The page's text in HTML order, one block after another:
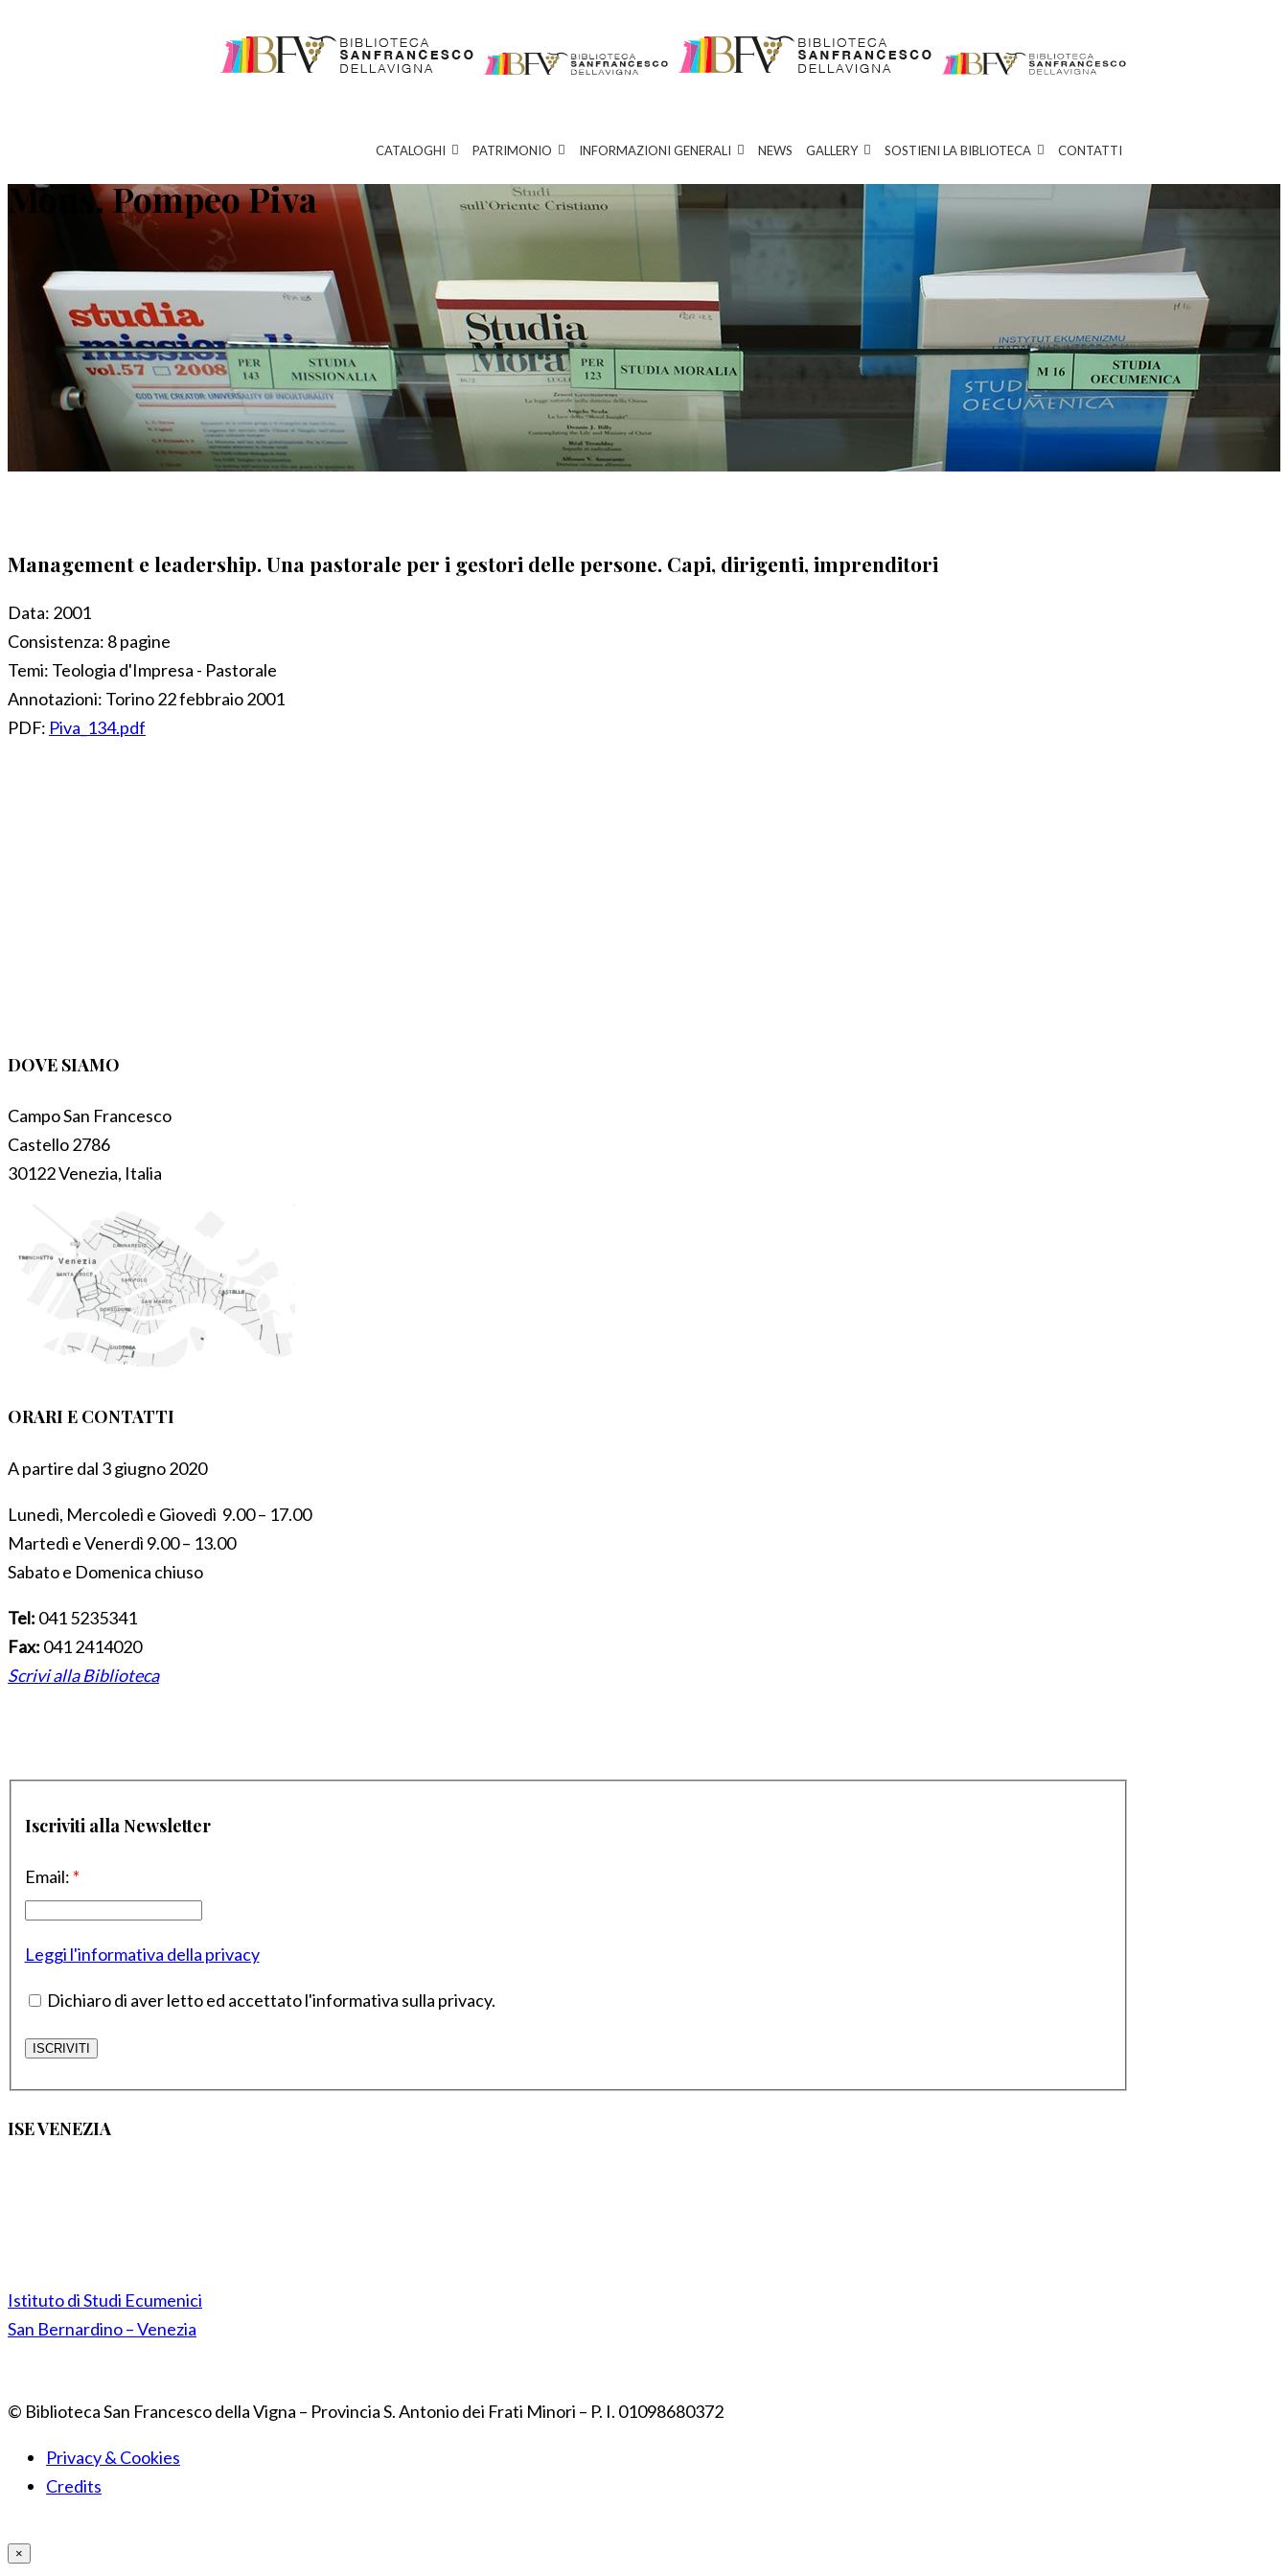
CATALOGHI PATRIMONIO INFORMAZIONI GENERALI NEWS GALLERY SOSTIENI LA BIBLIOTECA CONTATTI
Mons. Pompeo Piva
Management e leadership. Una pastorale per i gestori delle persone. Capi, dirigenti, imprenditori
Data: 2001
Consistenza: 8 pagine
Temi: Teologia d'Impresa - Pastorale
Annotazioni: Torino 22 febbraio 2001
PDF: Piva_134.pdf
DOVE SIAMO
Campo San Francesco
Castello 2786
30122 Venezia, Italia
ORARI E CONTATTI
A partire dal 3 giugno 2020
Lunedì, Mercoledì e Giovedì 9.00 – 17.00
Martedì e Venerdì 9.00 – 13.00
Sabato e Domenica chiuso
Tel: 041 5235341
Fax: 041 2414020
Scrivi alla Biblioteca
Iscriviti alla Newsletter
Email: *
Leggi l'informativa della privacy
Dichiaro di aver letto ed accettato l'informativa sulla privacy.
ISE VENEZIA
Istituto di Studi Ecumenici
San Bernardino – Venezia
© Biblioteca San Francesco della Vigna – Provincia S. Antonio dei Frati Minori – P. I. 01098680372
Privacy & Cookies
Credits
×